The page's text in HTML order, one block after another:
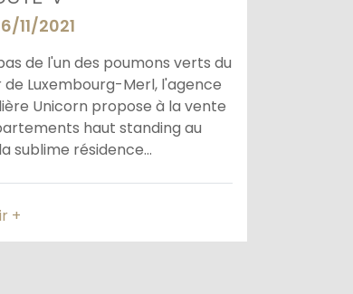
11/2021
de l'un des poumons verts du
Luxembourg-Merl, l'agence
Unicorn propose à la vente
haut standing au
sublime résidence...
+